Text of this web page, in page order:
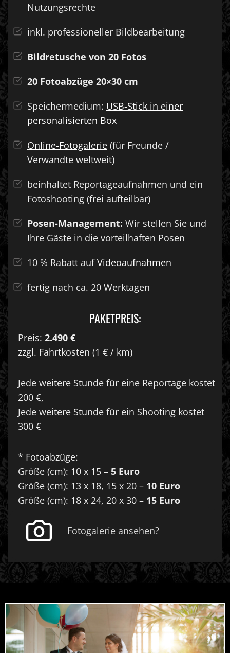
Nutzungsrechte
inkl. professioneller Bildbearbeitung
Bildretusche von 20 Fotos
20 Fotoabzüge 20×30 cm
Speichermedium: USB-Stick in einer
personalisierten Box
Online-Fotogalerie (für Freunde /
Verwandte weltweit)
beinhaltet Reportageaufnahmen und ein
Fotoshooting (frei aufteilbar)
Posen-Management: Wir stellen Sie und
Ihre Gäste in die vorteilhaften Posen
10 % Rabatt aufVideoaufnahmen
fertig nach ca. 20 Werktagen
PAKETPREIS:
Preis: 2.490 €
zzgl. Fahrtkosten (1 € / km)
Jede weitere Stunde für eine Reportage kostet
200 €,
Jede weitere Stunde für ein Shooting kostet
300 €
* Fotoabzüge:
Größe (cm): 10 x 15 – 5 Euro
Größe (cm): 13 x 18, 15 x 20 – 10 Euro
Größe (cm): 18 x 24, 20 x 30 – 15 Euro
Fotogalerie ansehen?